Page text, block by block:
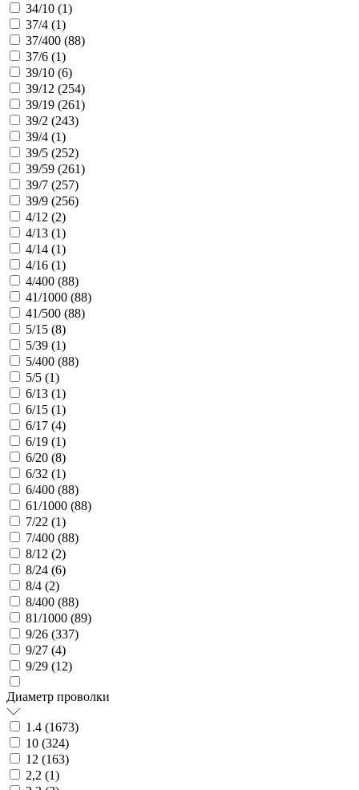
34/10 (1)
37/4 (1)
37/400 (88)
37/6 (1)
39/10 (6)
39/12 (254)
39/19 (261)
39/2 (243)
39/4 (1)
39/5 (252)
39/59 (261)
39/7 (257)
39/9 (256)
4/12 (2)
4/13 (1)
4/14 (1)
4/16 (1)
4/400 (88)
41/1000 (88)
41/500 (88)
5/15 (8)
5/39 (1)
5/400 (88)
5/5 (1)
6/13 (1)
6/15 (1)
6/17 (4)
6/19 (1)
6/20 (8)
6/32 (1)
6/400 (88)
61/1000 (88)
7/22 (1)
7/400 (88)
8/12 (2)
8/24 (6)
8/4 (2)
8/400 (88)
81/1000 (89)
9/26 (337)
9/27 (4)
9/29 (12)
Диаметр проволки
1.4 (1673)
10 (324)
12 (163)
2,2 (1)